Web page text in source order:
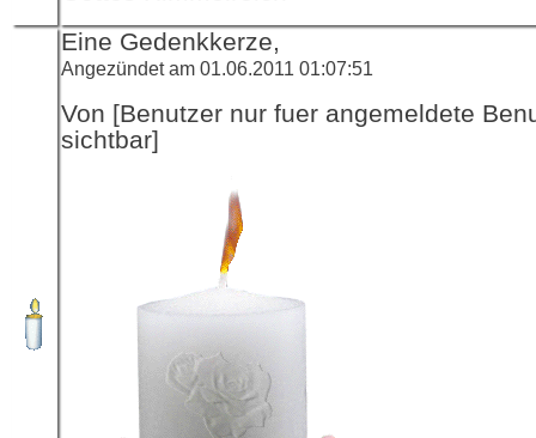
Eine Gedenkkerze,
Angezündet am 01.06.2011 01:07:51
Von [Benutzer nur fuer angemeldete
sichtbar]